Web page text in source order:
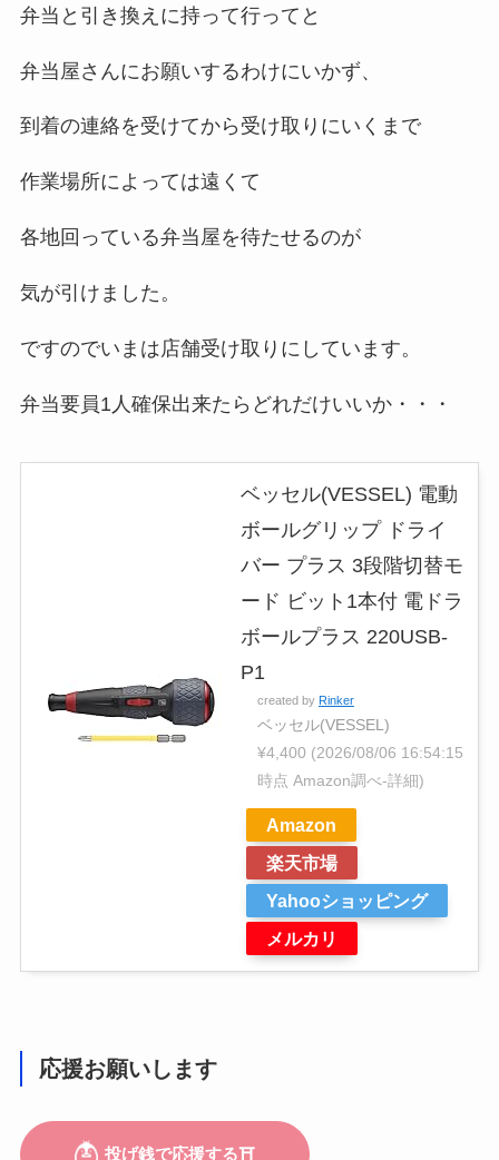
弁当と引き換えに持って行ってと
弁当屋さんにお願いするわけにいかず、
到着の連絡を受けてから受け取りにいくまで
作業場所によっては遠くて
各地回っている弁当屋を待たせるのが
気が引けました。
ですのでいまは店舗受け取りにしています。
弁当要員1人確保出来たらどれだけいいか・・・
ベッセル(VESSEL) 電動
ボールグリップ ドライ
バー プラス 3段階切替モ
ード ビット1本付 電ドラ
ボールプラス 220USB-
P1
created by Rinker
ベッセル(VESSEL)
¥4,400 (2026/08/06 16:54:15
時点 Amazon調べ-詳細)
Amazon
楽天市場
Yahooショッピング
メルカリ
応援お願いします